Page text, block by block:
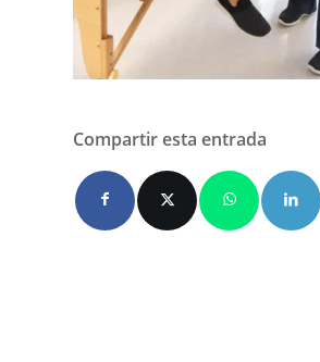
Compartir esta entrada